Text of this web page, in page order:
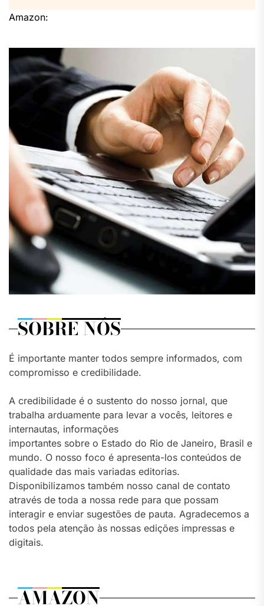
Amazon:
SOBRE NÓS
É importante manter todos sempre informados, com
compromisso e credibilidade.
A credibilidade é o sustento do nosso jornal, que
trabalha arduamente para levar a vocês, leitores e
internautas, informações
importantes sobre o Estado do Rio de Janeiro, Brasil e
mundo. O nosso foco é apresenta-los conteúdos de
qualidade das mais variadas editorias.
Disponibilizamos também nosso canal de contato
através de toda a nossa rede para que possam
interagir e enviar sugestões de pauta. Agradecemos a
todos pela atenção às nossas edições impressas e
digitais.
AMAZON